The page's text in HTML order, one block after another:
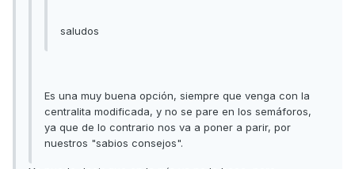
saludos
Es una muy buena opción, siempre que venga con la
centralita modificada, y no se pare en los semáforos,
ya que de lo contrario nos va a poner a parir, por
nuestros "sabios consejos".